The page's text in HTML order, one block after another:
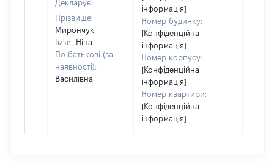
Декларує:
Прізвище:
Мирончук
Ім'я:
Ніна
По батькові (за
наявності):
Василівна
інформація]
Номер будинку:
[Конфіденційна
інформація]
Номер корпусу:
[Конфіденційна
інформація]
Номер квартири:
[Конфіденційна
інформація]